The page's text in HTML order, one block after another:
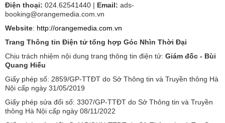
Điện thoại: 024.62541440 | Email: ads-
booking@orangemedia.com.vn
Website: http://orangemedia.com.vn
Trang Thông tin Điện tử tổng hợp Góc Nhìn Thời Đại
Chịu trách nhiệm nội dung trang thông tin điện tử: Giám đốc - Bùi
Quang Hiếu
Giấy phép số: 2859/GP-TTĐT do Sở Thông tin và Truyền thông Hà
Nội cấp ngày 31/05/2019
Giấy phép sửa đổi số: 3307/GP-TTĐT do Sở Thông tin và Truyền
thông Hà Nội cấp ngày 08/11/2022